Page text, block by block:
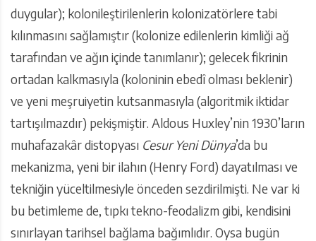
duygular); kolonileştirilenlerin kolonizatörlere tabi
kılınmasını sağlamıştır (kolonize edilenlerin kimliği ağ
tarafından ve ağın içinde tanımlanır); gelecek fikrinin
ortadan kalkmasıyla (koloninin ebedî olması beklenir)
ve yeni meşruiyetin kutsanmasıyla (algoritmik iktidar
tartışılmazdır) pekişmiştir. Aldous Huxley’nin 1930’ların
muhafazakâr distopyası Cesur Yeni Dünya’da bu
mekanizma, yeni bir ilahın (Henry Ford) dayatılması ve
tekniğin yüceltilmesiyle önceden sezdirilmişti. Ne var ki
bu betimleme de, tıpkı tekno-feodalizm gibi, kendisini
sınırlayan tarihsel bağlama bağımlıdır. Oysa bugün